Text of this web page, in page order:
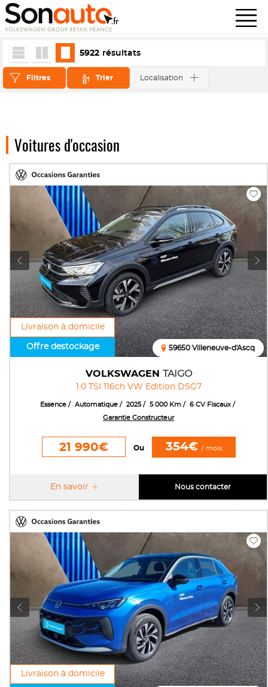
Filtres Trier Localisation
5922 résultats
Voitures d'occasion
Livraison à domicile
Offre destockage
VOLKSWAGEN TAIGO
1.0 TSI 116ch VW Edition DSG7
59650 Villeneuve-d'Ascq
Essence Automatique 2025 5 000 Km
6 CV Fiscaux
Garantie Constructeur
21 990€ Ou 354€ / mois
En savoir Nous contacter
Livraison à domicile